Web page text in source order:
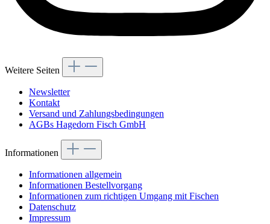
Weitere Seiten
Newsletter
Kontakt
Versand und Zahlungsbedingungen
AGBs Hagedorn Fisch GmbH
Informationen
Informationen allgemein
Informationen Bestellvorgang
Informationen zum richtigen Umgang mit Fischen
Datenschutz
Impressum